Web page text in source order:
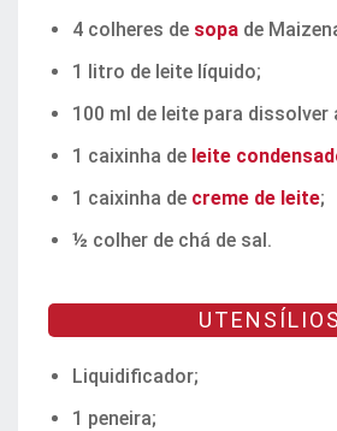
4 colheres de sopa de
1 litro de leite líquido;
100 ml de leite para dissolver
1 caixinha de leite
1 caixinha de creme de leite;
½ colher de chá de sal.
UTENSÍLIOS
Liquidificador;
1 peneira;